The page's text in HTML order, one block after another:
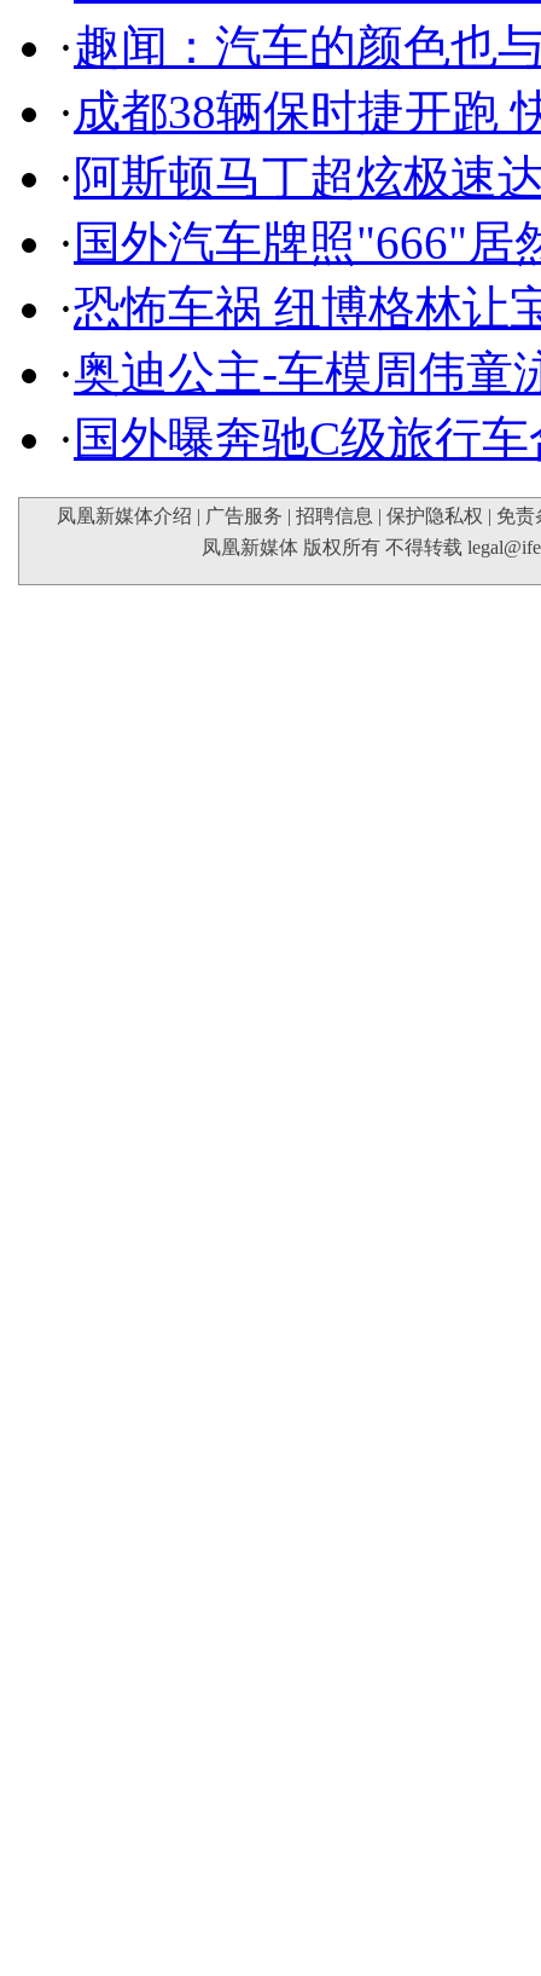
·趣闻：汽车的颜色也
·成都38辆保时捷开跑
·阿斯顿马丁超炫极速
· 国外汽车牌照"666"居
·恐怖车祸 纽博格林让
·奥迪公主-车模周伟童
· 国外曝奔驰C级旅行
凤凰新媒体介绍 | 广告服务 | 招聘信息 | 保护隐私权 | 免责
凤凰新媒体 版权所有 不得转载